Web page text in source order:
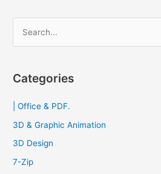
ซ้ำ
r
f
o
Categories
| Office & PDF.
3D & Graphic Animation
3D Design
7-Zip